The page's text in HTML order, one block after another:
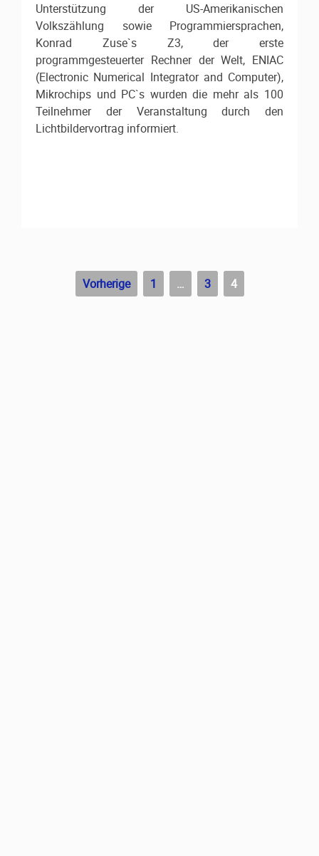
Unterstützung der US-Amerikanischen
Volkszählung sowie Programmiersprachen,
Konrad Zuse`s Z3, der erste
programmgesteuerter Rechner der Welt, ENIAC
(Electronic Numerical Integrator and Computer),
Mikrochips und PC`s wurden die mehr als 100
Teilnehmer der Veranstaltung durch den
Lichtbildervortrag informiert.
Beitragsnavigation
Vorherige 1 … 3 4